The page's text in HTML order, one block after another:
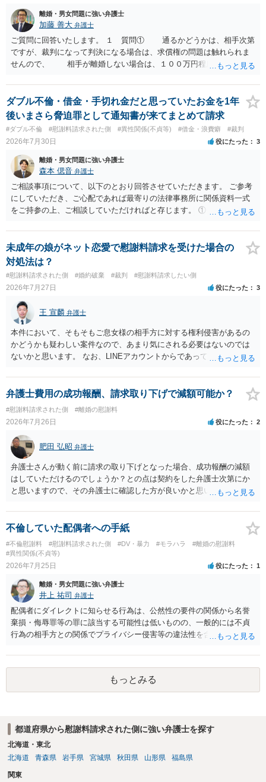
離婚・男女問題に強い弁護士
加藤 善大 弁護士
ご質問に回答いたします。 １ 質問① 通るかどうかは、相手次第
ですが、裁判になって判決になる場合は、求償権の問題は触れられま
せんので、 相手が離婚しない場合は、１００万円程度となる可能
するデメリットはありますから（経済的、時間的、精神的負担等）、
反対にご自身が、裁判も辞さずという姿勢を示すことで、プラス
に働く可能性は有り得ます。 交渉で解決する多くの場合は、相手
が弁護士に依頼しているケースで、５０万円以下で合意できる場合は
稀であると思います。 通常は、６０万円から８０万円程度になる
ことが多いというのが私の印象です。 ２ 質問② ご記載の内容が
減額を進めるうえでの交渉材料かと思います。 なお、ご自身が離
婚しないことは、交渉材料にはならないかと思いますので、ご注意く
ださい。 また、相手夫婦の婚姻関係が既に破綻していたことや、
相手女性が結婚しているとは知らなかったと主張することもあります
が、 ケースバイケースですので、ご自身の場合にそれらの主張が
できるかはよくお考え下さい。 ３ 質問③ 違約金を５０万円とす
る旨の交渉をすることが妥当かどうかという基準はありません。
公序良俗に反するような金額では、その条項自体が無効になり得ます
が、 ２００万円でも、５０万円でも、公序良俗に反するほど高額
とはいえないと考えますので、 結局は、妥当かどうかというより
も、ご自身が納得できるかどうかという基準でお考えいただくといい
と思います。 そのうえで、合意できるかは、相手も納得できるか
否かにかかってはきますが。 ４ 質問④ ご記載の内容からは判断
できないのですが、 清算条項を記載しないで合意することはリス
クがありますので、むしろ、原則としては、清算条項を記載するべき
であるとお考えいただくといいです。 ご質問に対する回答は以上で
すが、可能であれば、ご依頼になるかは別として、お近くの弁護士に
直接相談されて、 今後の対応についてアドバイス等を求めることを
ダブル不倫・借金・手切れ金だと思っていたお金を1年
後いまさら脅迫罪として通知書が来てまとめて請求
#ダブル不倫 #慰謝料請求された側 #異性関係(不貞等) #借金・浪費癖 #裁判
2026年7月30日 役にたった 3
離婚・男女問題に強い弁護士
森本 偲音 弁護士
ご相談事項について、以下のとおり回答させていただきます。 ご参考
にしていただき、ご心配であれば最寄りの法律事務所に関係資料一式
をご持参の上、ご相談していただければと存じます。 ① このLINEの
される可能性はあるのか ⇒LINEを含む１００万円の貸付に至るまでの
やり取り等の経緯、誓約書の内容等を踏まえて、関係を清算するため
の 金銭であったと評価される可能性はあると考えます。 ② 「今後一
切関与しないなら100万円振り込む」というLINEや誓約書は、裁判上
どの程度証拠価値があるのか ⇒前後のやり取りや誓約書の具体的内容
を見ない限り、具体的な判断はできませんが、一定の証拠価値はある
と考えます。 ③ 借用書があっても、後から100万円を貸付扱いに変更
することは認められるのか。 ⇒おそらく１００万円は不当利得（受け
取る正当な権利がないのに利益を取得した）として返還請求されてい
るものかと推察しますので、 貸金返還ではないかと存じます。 ④ 私
は現在、収入も不安定で貯金もなくリボ払い借金が既に約100万あり。
今年に再婚したが主人はお金に厳しい為、一括で220万円を支払う事は
困難 仮に裁判で敗訴した場合でも、分割払いになる可能性はあります
か。 ⇒判決となり敗訴してしまった場合は、強制執行により不動産等
の財産を差し押さえられ、そこから債権回収が図られることになりま
すが、 和解であれば柔軟な解決が可能ですので、その場合は分割払
いにより支払うことも十分可能です。 ⑤ このような事情であれば、私
は120万円のみ和解交渉を続けるべきでしょうか。 ⇒ご相談者様の認
識を前提にすれば、１００万円も含めて返済する必要はないと考えら
れるため、 120万円のみについて交渉を続けることがベターかと存じ
ます。
未成年の娘がネット恋愛で慰謝料請求を受けた場合の
対処法は？
#慰謝料請求された側 #婚約破棄 #裁判 #慰謝料請求したい側
2026年7月27日 役にたった 3
王 宣麟 弁護士
本件において、そもそもご息女様の相手方に対する権利侵害があるの
かどうかも疑わしい案件なので、あまり気にされる必要はないのでは
ないかと思います。 なお、LINEアカウントからであっても、そこに紐
るパターンはありえるものの、本件のような精神的損害が発生したと
明確にいえないような案件において開示がなされる可能性も低いので
弁護士費用の成功報酬、請求取り下げで減額可能か？
#慰謝料請求された側 #離婚の慰謝料
2026年7月26日 役にたった 2
肥田 弘昭 弁護士
弁護士さんが動く前に請求の取り下げとなった場合、成功報酬の減額
はしていただけるのでしょうか？との点は契約をした弁護士次第にか
と思いますので、その弁護士に確認した方が良いかと思います。ご参
不倫していた配偶者への手紙
#不倫慰謝料 #慰謝料請求された側 #DV・暴力 #モラハラ
#離婚の慰謝料
#異性関係(不貞等)
2026年7月25日 役にたった 1
離婚・男女問題に強い弁護士
井上 祐司 弁護士
配偶者にダイレクトに知らせる行為は、公然性の要件の関係から名誉
棄損・侮辱罪等の罪に該当する可能性は低いものの、一般的には不貞
行為の相手方との関係でプライバシー侵害等の違法性を含む行為で
ため、弁護士としては推奨しないことが一般的かと思います。
もっとみる
都道府県から慰謝料請求された側に強い弁護士を探す
北海道・東北
北海道
青森県 岩手県 宮城県 秋田県 山形県 福島県
関東